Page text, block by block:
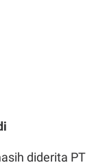
diderita PT